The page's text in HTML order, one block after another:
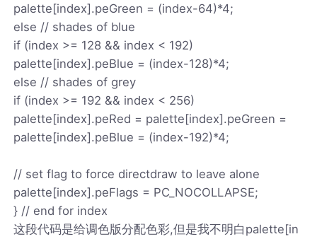
palette[index].peGreen = (index-64)*4;
else // shades of blue
if (index >= 128 && index < 192)
palette[index].peBlue = (index-128)*4;
else // shades of grey
if (index >= 192 && index < 256)
palette[index].peRed = palette[index].peGreen =
palette[index].peBlue = (index-192)*4;
// set flag to force directdraw to leave alone
palette[index].peFlags = PC_NOCOLLAPSE;
} // end for index
这段代码是给调色版分配色彩,但是我不明白palette[in